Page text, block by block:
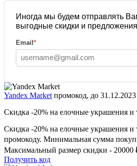
Иногда мы будем отправлять
выгодные скидки и
Email *
Yandex Market промокод, до 31.12.2023
Скидка -20% на елочные украшения и
Скидка -20% на елочные украшения и
промокоду. Минимальная сумма
Максимальный размер скидки - 20000
Получить код